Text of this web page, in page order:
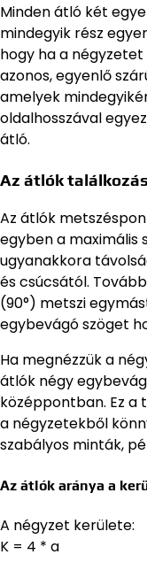
Minden átló két
mindegyik rész
hogy ha a
azonos, egyenlő
amelyek
oldalhosszával
átló.
Az átlók
Az átlók
egyben a maximális
ugyanakkora
és csúcsától.
(90°) metszi
egybevágó szöget
Ha megnézzük a
átlók négy
középpontban. Ez a
a négyzetekből
szabályos minták,
Az átlók aránya a
A négyzet kerülete:
K = 4 * a